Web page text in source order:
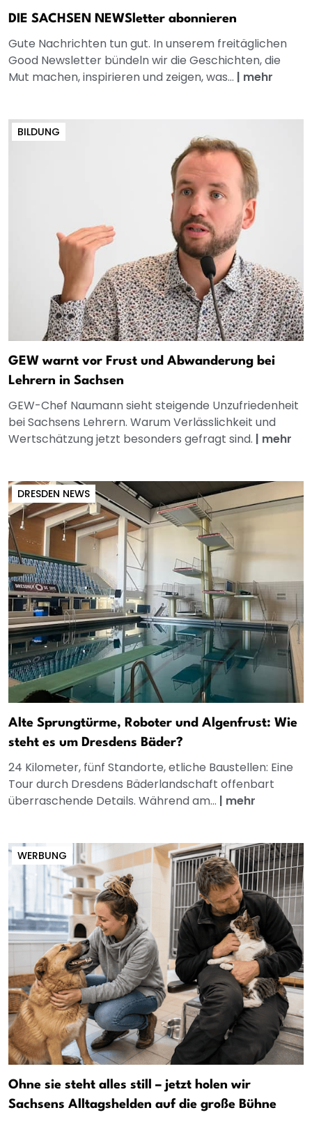
DIE SACHSEN NEWSletter abonnieren
Gute Nachrichten tun gut. In unserem freitäglichen
Good Newsletter bündeln wir die Geschichten, die
Mut machen, inspirieren und zeigen, was... | mehr
BILDUNG
GEW warnt vor Frust und Abwanderung bei
Lehrern in Sachsen
GEW-Chef Naumann sieht steigende Unzufriedenheit
bei Sachsens Lehrern. Warum Verlässlichkeit und
Wertschätzung jetzt besonders gefragt sind. | mehr
DRESDEN NEWS
Alte Sprungtürme, Roboter und Algenfrust: Wie
steht es um Dresdens Bäder?
24 Kilometer, fünf Standorte, etliche Baustellen: Eine
Tour durch Dresdens Bäderlandschaft offenbart
überraschende Details. Während am... | mehr
WERBUNG
Ohne sie steht alles still – jetzt holen wir
Sachsens Alltagshelden auf die große Bühne